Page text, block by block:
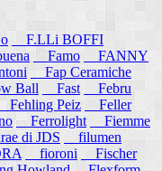
F.LLi BOFFI
Famo
FANNY
Fap Ceramiche
Ball Fast
Febru
Peiz
Feller
Ferrolight
Fiemme
di JDS
filumen
fioroni
Fischer